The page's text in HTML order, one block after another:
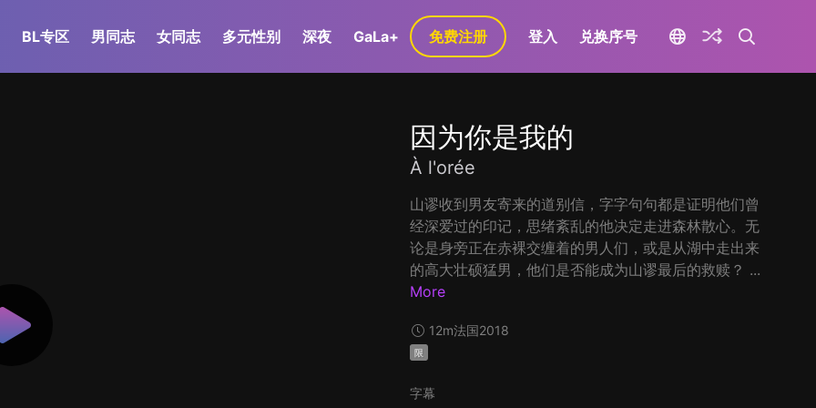
BL专区 男同志 女同志 多元性别 深夜 GaLa+ 免费注册 登入 兑换序号
因为你是我的
À l'orée
山谬收到男友寄来的道别信，字字句句都是证明他们曾
经深爱过的印记，思绪紊乱的他决定走进森林散心。无
论是身旁正在赤裸交缠着的男人们，或是从湖中走出来
的高大壮硕猛男，他们是否能成为山谬最后的救赎？ ...
More
12m法国2018
限
字幕